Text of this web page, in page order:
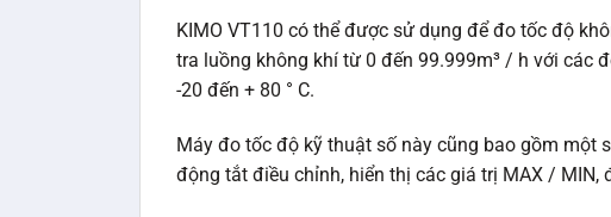
KIMO VT110 có thể được sử dụng để đo tốc độ
tra luồng không khí từ 0 đến 99.999m³ / h với các
-20 đến + 80 ° C.
Máy đo tốc độ kỹ thuật số này cũng bao gồm một
động tắt điều chỉnh, hiển thị các giá trị MAX /